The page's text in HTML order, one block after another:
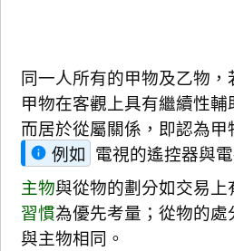
同一人所有的甲物及乙物，
甲物在客觀上具有繼續性輔
而居於從屬關係，即認為甲
例如 電視的遙控器與電
主物與從物的劃分如交易
習慣為優先考量；從物的處
與主物相同。